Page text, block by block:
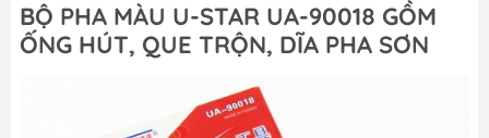
BỘ PHA MÀU U-STAR UA-90018 GỒM
ỐNG HÚT, QUE TRỘN, DĨA PHA SƠN